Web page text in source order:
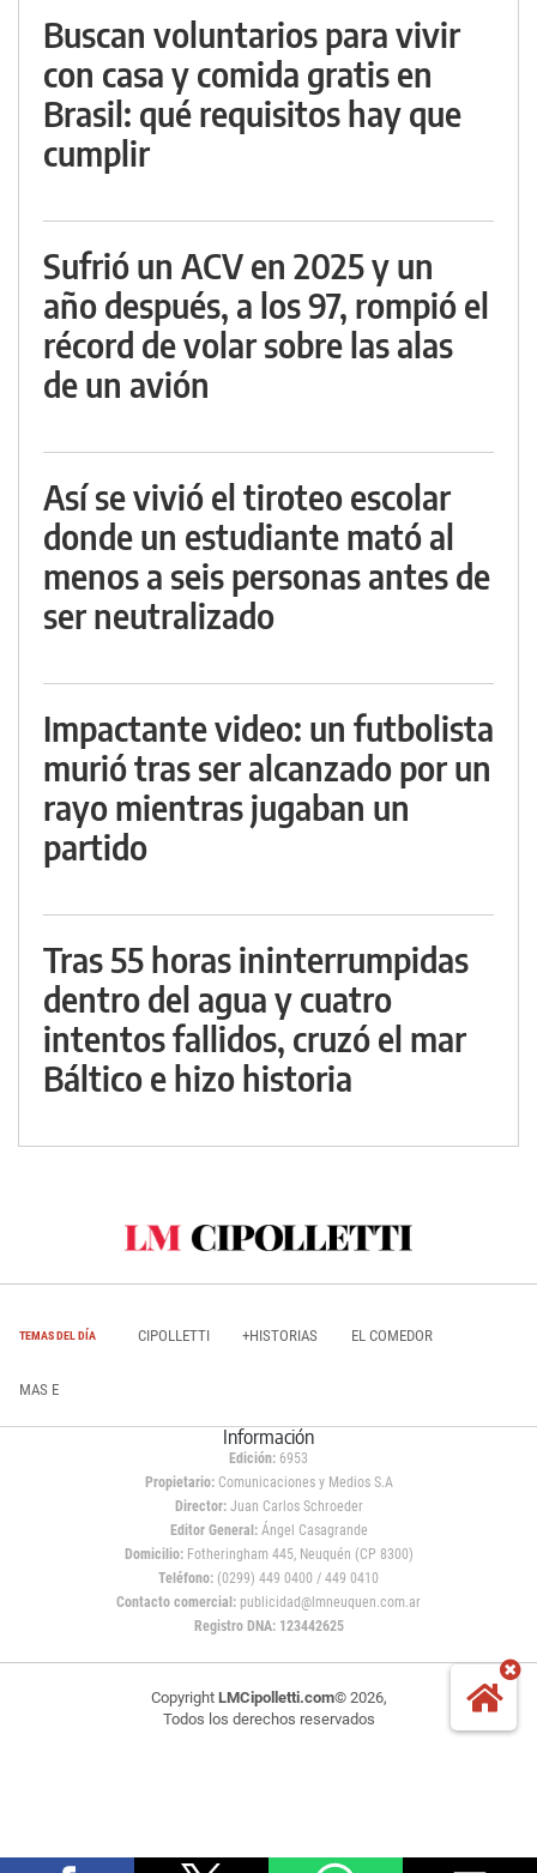
Buscan voluntarios para vivir
con casa y comida gratis en
Brasil: qué requisitos hay que
cumplir
Sufrió un ACV en 2025 y un
año después, a los 97, rompió el
récord de volar sobre las alas
de un avión
Así se vivió el tiroteo escolar
donde un estudiante mató al
menos a seis personas antes de
ser neutralizado
Impactante video: un futbolista
murió tras ser alcanzado por un
rayo mientras jugaban un
partido
Tras 55 horas ininterrumpidas
dentro del agua y cuatro
intentos fallidos, cruzó el mar
Báltico e hizo historia
TEMAS DEL DÍA CIPOLLETTI +HISTORIAS EL COMEDOR
MAS E
Información
Edición: 6953
Propietario:Comunicaciones y Medios S.A
Director: Juan Carlos Schroeder
Editor General:Ángel Casagrande
Domicilio:Fotheringham 445, Neuquén (CP 8300)
Teléfono: (0299) 449 0400 / 449 0410
Contacto comercial: publicidad@lmneuquen.com.ar
Registro DNA: 123442625
Copyright LMCipolletti.com© 2026,
Todos los derechos reservados